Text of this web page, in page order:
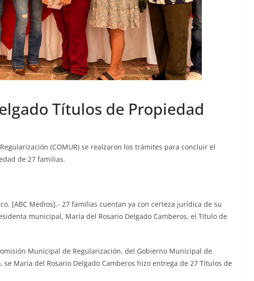
Títulos de Propiedad
(COMUR) se realzaron los trámites para concluir el
de 27 familias.
[ABC Medios].- 27 familias cuentan ya con certeza jurídica de su
municipal, María del Rosario Delgado Camberos, el Título de
Municipal de Regularización, del Gobierno Municipal de
se María del Rosario Delgado Camberos hizo entrega de 27 Títulos de